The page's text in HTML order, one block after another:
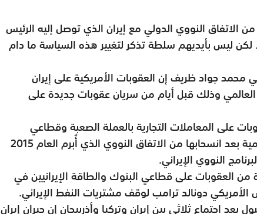
الاتفاق النووي الدولي مع إيران الذي توصل إليه الرئيس
الديمقراطي باراك أوباما في العام 2015. لكن ليس بأيديهم سلطة تذكر لتغيير هذه السياسة ما دام
محمد جواد ظريف إن العقوبات الأمريكية على إيران
وذلك قبل أيام من سريان عقوبات جديدة على
المعاملات التجارية بالعملة الصعبة وقطاعي
المعادن والسيارات في الجمهورية الإسلامية بعد انسحابها من الاتفاق النووي الذي أُبرم العام 2015
النووي الإيراني.
العقوبات على قطاعي البنوك والطاقة الإيرانيين في
دونالد ترامب لوقف مشتريات النفط الإيراني.
ثلاثي بين إيران وتركيا وأذربيجان إن جيران إيران